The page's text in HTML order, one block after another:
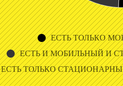
ЕСТЬ ТОЛЬКО
ЕСТЬ И МОБИЛЬНЫЙ И
ЕСТЬ ТОЛЬКО